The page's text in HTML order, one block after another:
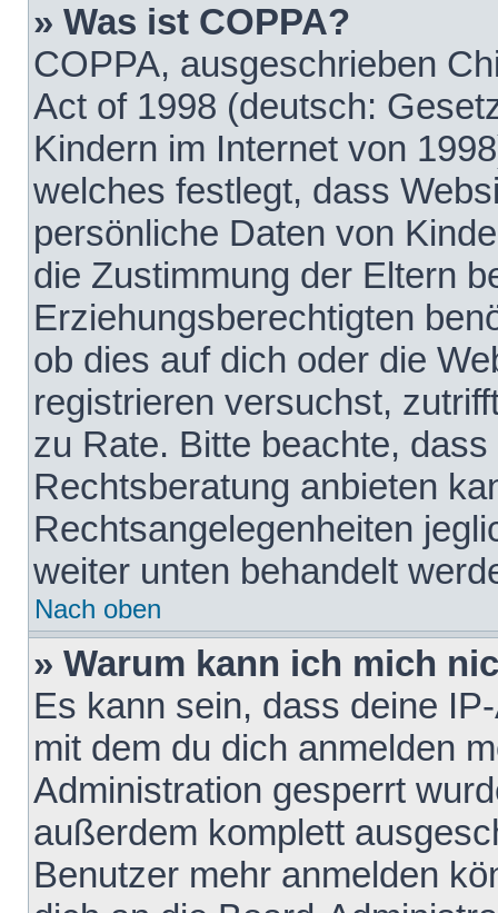
» Was ist COPPA?
COPPA, ausgeschrieben
Act of 1998 (deutsch:
Kindern im Internet von
welches festlegt, dass
persönliche Daten von
die Zustimmung der Eltern
Erziehungsberechtigten
ob dies auf dich oder die
registrieren versuchst,
zu Rate. Bitte beachte,
Rechtsberatung anbieten
Rechtsangelegenheiten
weiter unten behandelt
Nach oben
» Warum kann ich mich
Es kann sein, dass deine
mit dem du dich anmelden
Administration gesperrt
außerdem komplett
Benutzer mehr anmelden